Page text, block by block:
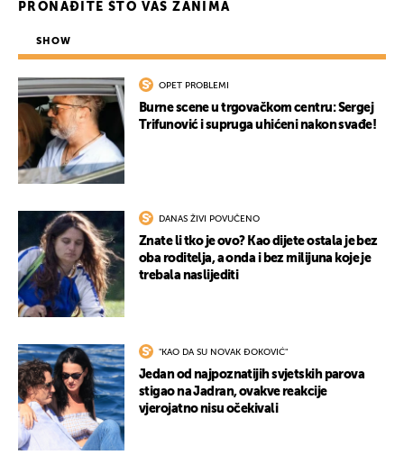
PRONAĐITE ŠTO VAS ZANIMA
SHOW
OPET PROBLEMI
Burne scene u trgovačkom centru: Sergej
Trifunović i supruga uhićeni nakon svađe!
DANAS ŽIVI POVUČENO
Znate li tko je ovo? Kao dijete ostala je bez
oba roditelja, a onda i bez milijuna koje je
trebala naslijediti
"KAO DA SU NOVAK ĐOKOVIĆ"
Jedan od najpoznatijih svjetskih parova
stigao na Jadran, ovakve reakcije
vjerojatno nisu očekivali